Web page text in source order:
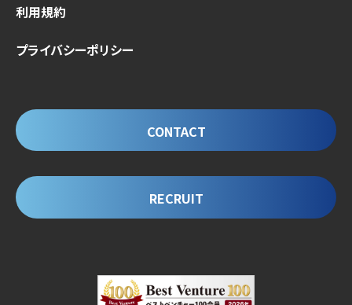
利用規約
プライバシーポリシー
CONTACT
RECRUIT